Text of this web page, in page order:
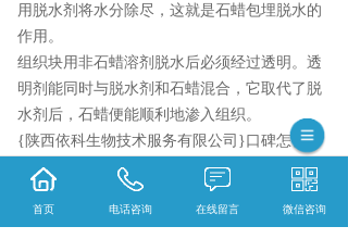
用脱水剂将水分除尽，这就是石蜡包埋脱水的
作用。
组织块用非石蜡溶剂脱水后必须经过透明。透
明剂能同时与脱水剂和石蜡混合，它取代了脱
水剂后，石蜡便能顺利地渗入组织。
{陕西依科生物技术服务有限公司}口碑怎么
样？{重庆VG染色}哪里好？{重庆EVG染色}找
哪家？陕西依科生物技术服务有限公司专业从
事{生物科研试剂的研发、销售及相关技术服
首页 电话咨询 在线留言 微信咨询